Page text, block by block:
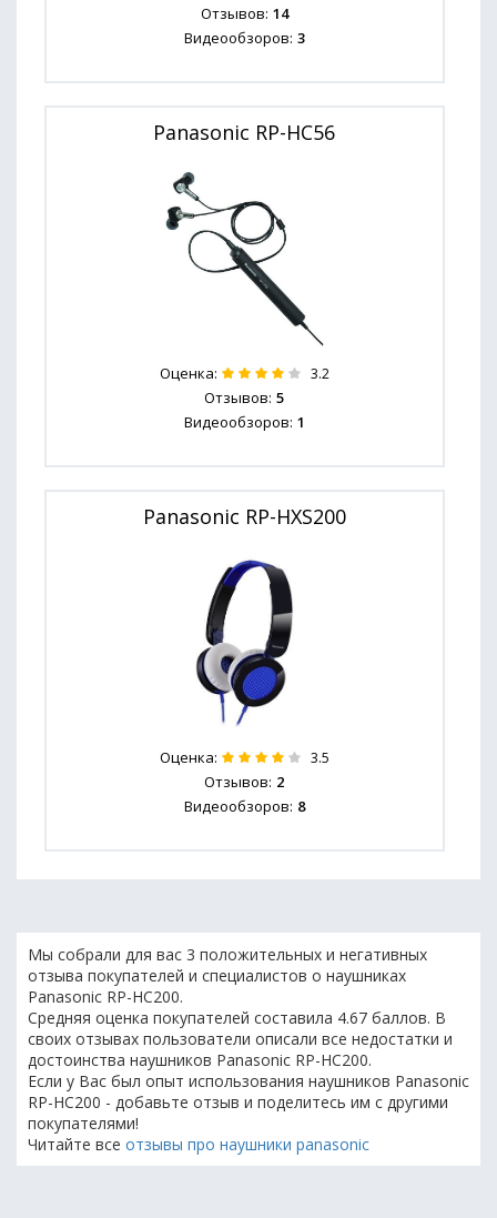
Отзывов: 14
Видеообзоров: 3
Panasonic RP-HC56
Оценка: 3.2
Отзывов: 5
Видеообзоров: 1
Panasonic RP-HXS200
Оценка: 3.5
Отзывов: 2
Видеообзоров: 8
Мы собрали для вас 3 положительных и негативных
отзыва покупателей и специалистов о наушниках
Panasonic RP-HC200.
Средняя оценка покупателей составила 4.67 баллов. В
своих отзывах пользователи описали все недостатки и
достоинства наушников Panasonic RP-HC200.
Если у Вас был опыт использования наушников Panasonic
RP-HC200 - добавьте отзыв и поделитесь им с другими
покупателями!
Читайте все отзывы про наушники panasonic